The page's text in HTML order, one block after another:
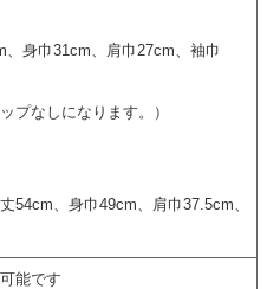
、身巾31cm、肩巾27cm、袖巾
プなしになります。）
54cm、身巾49cm、肩巾37.5cm、
能です